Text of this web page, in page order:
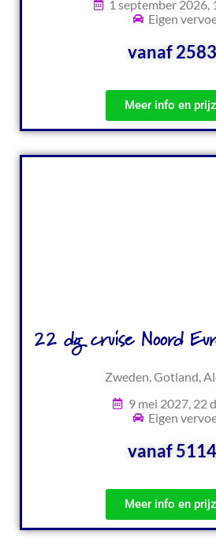
1 september 2026,
Eigen
vanaf
Meer info en
22 dg cruise Noord
Zweden, Gotland,
9 mei 2027, 22
Eigen
vanaf
Meer info en